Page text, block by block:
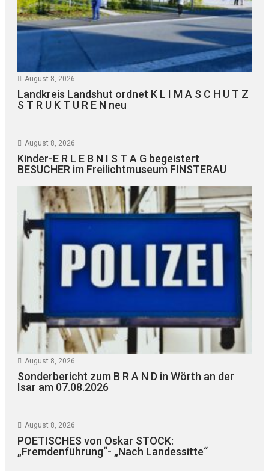
August 8, 2026
Landkreis Landshut ordnet K L I M A S C H U T Z
S T R U K T U R E N neu
August 8, 2026
Kinder-E R L E B N I S T A G begeistert
BESUCHER im Freilichtmuseum FINSTERAU
August 8, 2026
Sonderbericht zum B R A N D in Wörth an der
Isar am 07.08.2026
August 8, 2026
POETISCHES von Oskar STOCK:
„Fremdenführung“- „Nach Landessitte“